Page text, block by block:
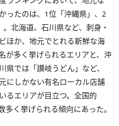
ったのは、1位「沖縄県」、2
北海道、石川県など、刺身・
ほか、地元でとれる新鮮な海
が多く挙げられるエリアと、沖
では「讃岐うどん」など、
にしかない有名ローカル店舗
るエリアが目立つ。全国的
く挙げられる傾向にあった。